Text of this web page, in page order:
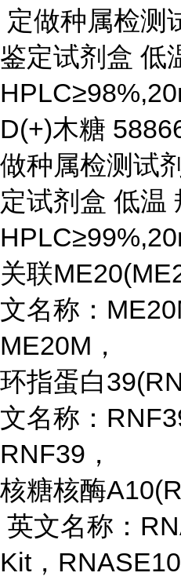
定做种属检测
鉴定试剂盒 低
D(+)木糖
做种属检测试
定试剂盒 低温
关联
文名称：
ME20M，
环指蛋白
文名称：
RNF39，
核糖核酶
英文名称：
Kit，RNASE10